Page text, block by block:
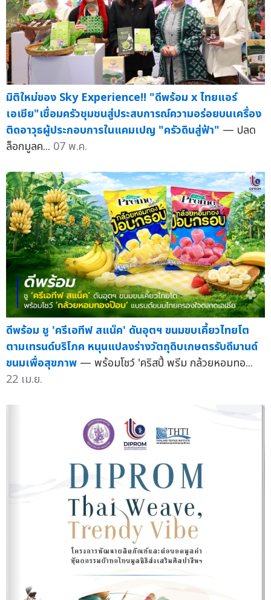
มิติใหม่ของ Sky Experience!! "ดีพร้อม x ไทยแอร์
เอเชีย"เชื่อมครัวชุมชนสู่ประสบการณ์ความอร่อยบนเครื่อง
ติดอาวุธผู้ประกอบการในแคมเปญ "ครัวดินสู่ฟ้า" — ปลด
ล็อกมูลค... 07 พ.ค.
ดีพร้อม ชู 'ครีเอทีฟ สแน็ค' ดันอุตฯ ขนมขบเคี้ยวไทยโต
ตามเทรนด์บริโภค หนุนแปลงร่างวัตถุดิบเกษตรรับดีมานด์
ขนมเพื่อสุขภาพ — พร้อมโชว์ 'คริสปี้ พรีม กล้วยหอมทอ...
22 เม.ย.